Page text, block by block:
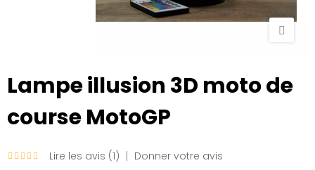
Lampe illusion 3D moto de
course MotoGP
Lire les avis (1) Donner votre avis